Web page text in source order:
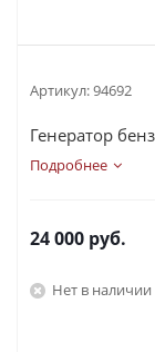
Артикул:94692
Генератор
Подробнее
24 000 руб.
Нет в наличии